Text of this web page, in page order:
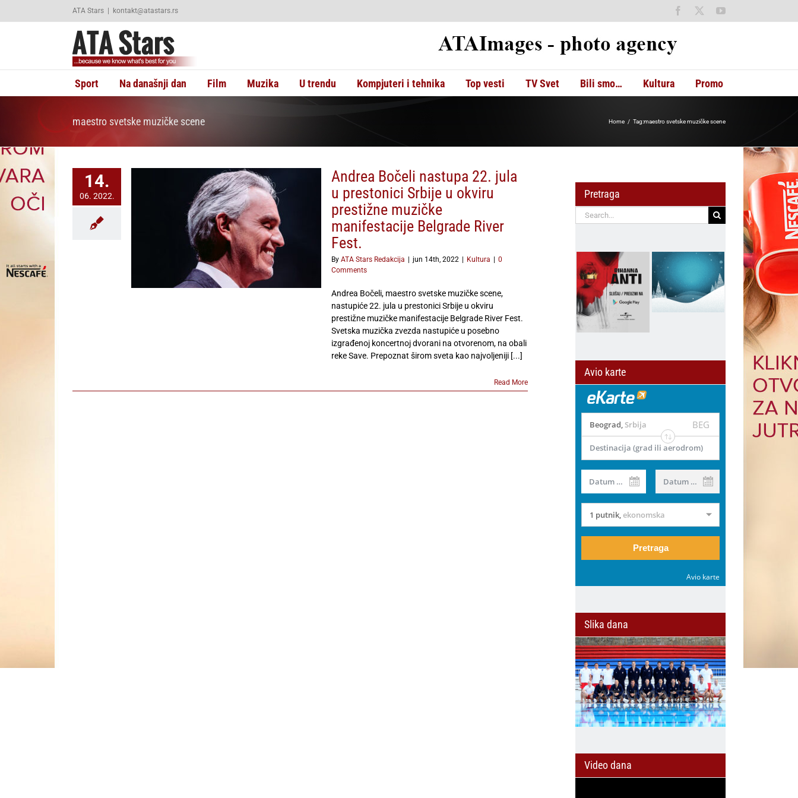
ATA Stars | kontakt@atastars.rs Facebook YouTube
Sport Na današnji dan Film Muzika U trendu Kompjuteri i tehnika Top vesti TV Svet Bili smo… Kultura Promo
maestro svetske muzičke scene Home Tag:maestro svetske muzičke scene
14.
06. 2022.
Bočeli nastupa 22. jula u
Srbije u okviru prestižne
Kultura
Andrea Bočeli nastupa 22. jula
u prestonici Srbije u okviru
prestižne muzičke
manifestacije Belgrade River
Fest.
By ATA Stars Redakcija jun 14th, 2022 Kultura
0
Comments
Andrea Bočeli, maestro svetske muzičke scene,
nastupiće 22. jula u prestonici Srbije u okviru
prestižne muzičke manifestacije Belgrade River Fest.
Svetska muzička zvezda nastupiće u posebno
izgrađenoj koncertnoj dvorani na otvorenom, na obali
reke Save. Prepoznat širom sveta kao najvoljeniji [...]
Read More
Pretraga
Search
for:
Avio karte
Beograd, Srbija BEG
Destinacija (grad ili aerodrom)
Datum od Datum do
1 putnik,ekonomska
Pretraga
Avio karte
Slika dana
Video dana